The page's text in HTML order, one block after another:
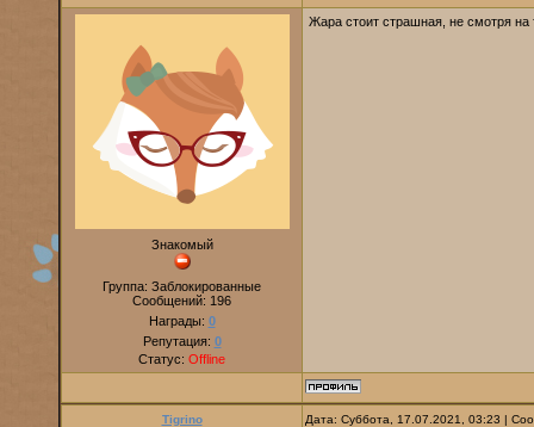
Знакомый
Группа: Заблокированные
Сообщений: 196
Награды: 0
Репутация: 0
Статус: Offline
Жара стоит страшная, не смотря на
Tigrino Дата: Суббота, 17.07.2021, 03:23 |